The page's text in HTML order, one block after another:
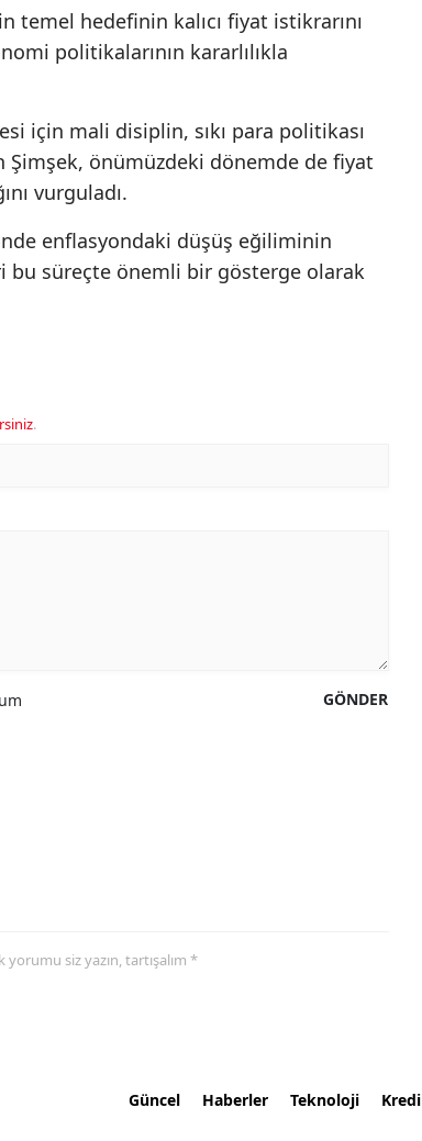
temel hedefinin kalıcı fiyat istikrarını
politikalarının kararlılıkla
için mali disiplin, sıkı para politikası
Şimşek, önümüzdeki dönemde de fiyat
vurguladı.
enflasyondaki düşüş eğiliminin
bu süreçte önemli bir gösterge olarak
.
GÖNDER
siz yazın, tartışalım *
Güncel Haberler Teknoloji Kredi